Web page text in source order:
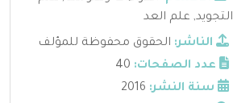
التجويد, علم العد
الناشر: الحقوق محفوظة للمؤلف
عدد الصفحات:
سنة النشر: